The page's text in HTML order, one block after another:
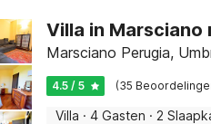
Villa in Marsciano
Marsciano Perugia,
4.5 / 5 (35
Villa · 4 Gasten · 2